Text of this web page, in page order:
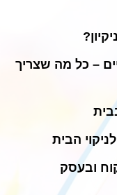
– כל מה שצריך
הבית
ובעסק